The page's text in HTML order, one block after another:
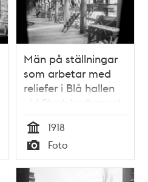
Män på ställningar
som arbetar med
reliefer i Blå hallen
vid Stadshusbygget.
Tid
1918
Typ
Foto